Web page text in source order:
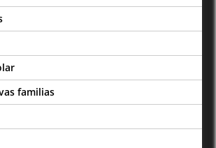
familias